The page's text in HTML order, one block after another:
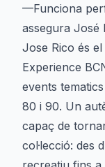
—Funciona
assegura José
Jose Rico és
Experience
events
80 i 90. Un
capaç de
col·lecció: des